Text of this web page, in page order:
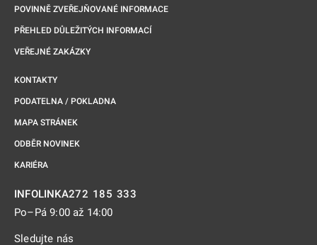
POVINNĚ ZVEŘEJŇOVANÉ INFORMACE
PŘEHLED DŮLEŽITÝCH INFORMACÍ
VEŘEJNÉ ZAKÁZKY
KONTAKTY
PODATELNA / POKLADNA
MAPA STRÁNEK
ODBĚR NOVINEK
KARIÉRA
INFOLINKA272 185 333
Po–Pá 9:00 až 14:00
Sledujte nás